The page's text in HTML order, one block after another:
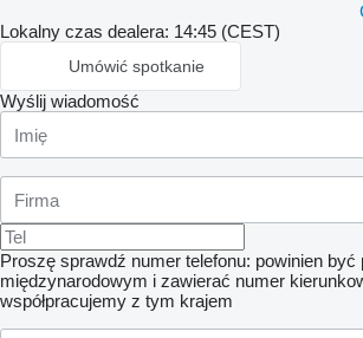
Lokalny czas dealera: 14:45 (CEST)
Umówić spotkanie
Wyślij wiadomość
Proszę sprawdź numer telefonu: powinien być
międzynarodowym i zawierać numer
współpracujemy z tym krajem